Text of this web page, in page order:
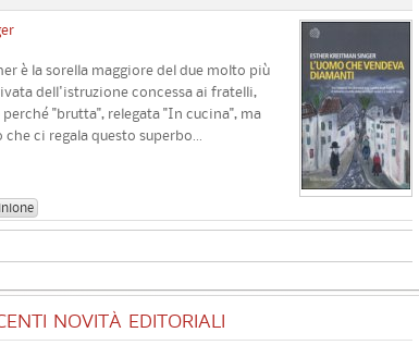
è la sorella maggiore del due molto più
dell'istruzione concessa ai fratelli,
"brutta", relegata "In cucina", ma
ci regala questo superbo...
NOVITÀ EDITORIALI